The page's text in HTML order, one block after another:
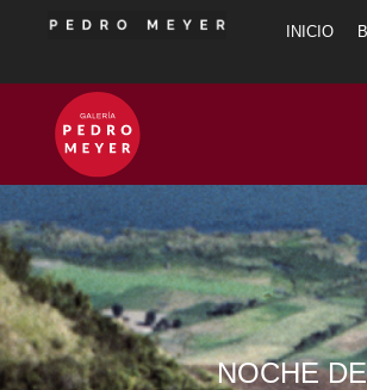
INICIO
NOCHE